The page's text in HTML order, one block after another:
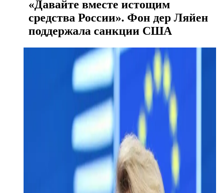
«Давайте вместе истощим
средства России». Фон дер Ляйен
поддержала санкции США